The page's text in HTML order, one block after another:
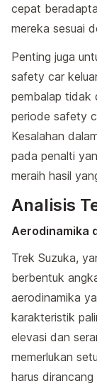
cepat
mereka sesuai
Penting juga
safety car
pembalap tidak
periode safety
Kesalahan
pada penalti
meraih hasil
Analisis
Aerodinamika
Trek Suzuka,
berbentuk
aerodinamika
karakteristik
elevasi dan
memerlukan
harus